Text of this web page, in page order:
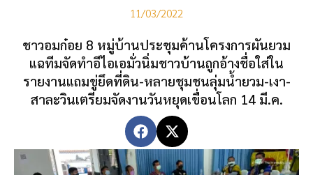
11/03/2022
ชาวอมก๋อย 8 หมู่บ้านประชุมค้านโครงการผันยวม
แฉทีมจัดทำอีไอเอมั่วนิ่มชาวบ้านถูกอ้างชื่อใส่ใน
รายงานแถมขู่ยึดที่ดิน-หลายชุมชนลุ่มน้ำยวม-เงา-
สาละวินเตรียมจัดงานวันหยุดเขื่อนโลก 14 มี.ค.